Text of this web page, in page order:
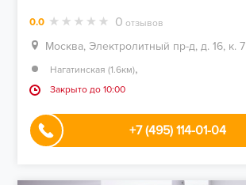
0.0 0 отзывов
Москва, Электролитный пр-д, д. 16, к. 7
Нагатинская (1.6км),
Закрыто до 10:00
+7 (495) 114-01-04